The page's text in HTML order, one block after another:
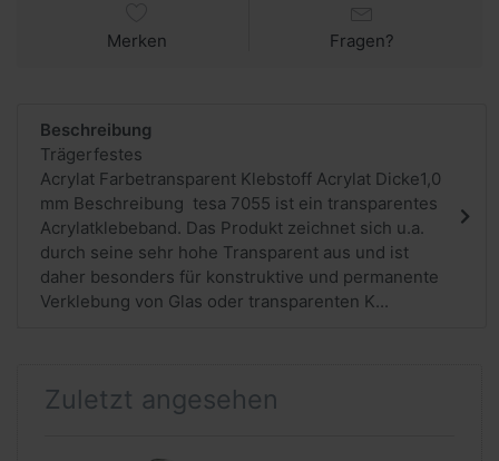
Merken Fragen?
Beschreibung
Trägerfestes
Acrylat Farbetransparent Klebstoff Acrylat Dicke1,0
mm Beschreibung tesa 7055 ist ein transparentes
Acrylatklebeband. Das Produkt zeichnet sich u.a.
durch seine sehr hohe Transparent aus und ist
daher besonders für konstruktive und permanente
Verklebung von Glas oder transparenten K...
Zuletzt angesehen